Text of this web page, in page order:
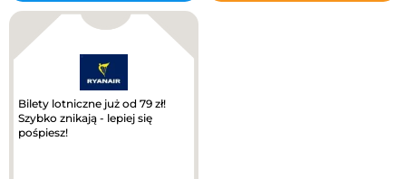
Bilety lotniczne już od 79 zł!
Szybko znikają - lepiej się
pośpiesz!